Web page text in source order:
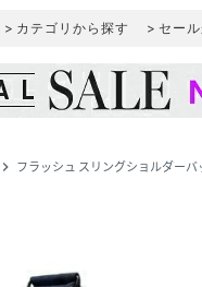
カテゴリから探す セー
navigate_next フラッシュ スリングショルダーバ